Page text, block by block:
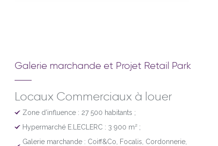
Galerie marchande et Projet Retail Park
Locaux Commerciaux à louer
Zone d’influence : 27 500 habitants ;
Hypermarché E.LECLERC : 3 900 m² ;
Galerie marchande : Coiff&Co, Focalis, Cordonnerie,